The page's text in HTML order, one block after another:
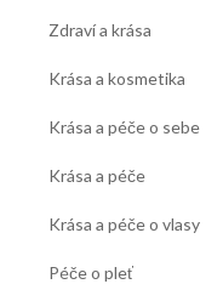
Zdraví a krása
Krása a kosmetika
Krása a péče o sebe
Krása a péče
Krása a péče o vlasy
Péče o pleť